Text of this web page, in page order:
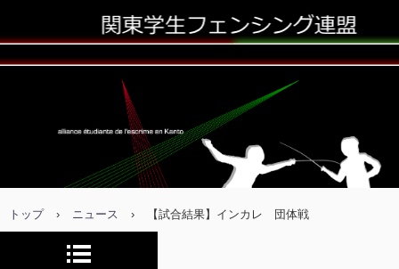
トップ › ニュース › 【試合結果】インカレ 団体戦